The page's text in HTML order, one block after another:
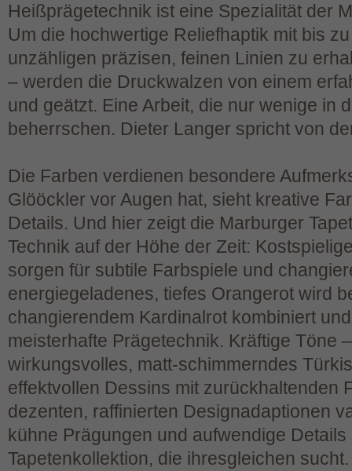
Heißprägetechnik ist eine Spezialität der
Um die hochwertige Reliefhaptik mit bis
unzähligen präzisen, feinen Linien zu
– werden die Druckwalzen von einem
und geätzt. Eine Arbeit, die nur wenige in
beherrschen. Dieter Langer spricht von
Die Farben verdienen besondere
Glööckler vor Augen hat, sieht kreative
Details. Und hier zeigt die Marburger
Technik auf der Höhe der Zeit:
sorgen für subtile Farbspiele und
energiegeladenes, tiefes Orangerot wird
changierendem Kardinalrot kombiniert
meisterhafte Prägetechnik. Kräftige Töne
wirkungsvolles, matt-schimmerndes
effektvollen Dessins mit zurückhaltenden
dezenten, raffinierten Designadaptionen
kühne Prägungen und aufwendige
Tapetenkollektion, die ihresgleichen sucht.